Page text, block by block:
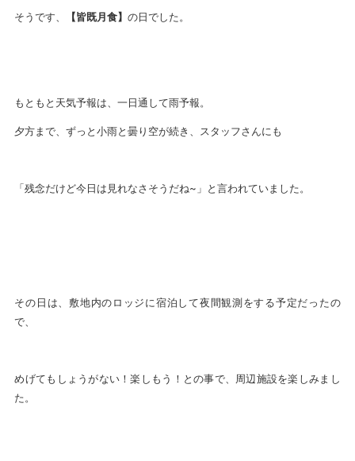
そうです、 【皆既月食】の日でした。
もともと天気予報は、一日通して雨予報。
夕方まで、ずっと小雨と曇り空が続き、スタッフさんにも
「残念だけど今日は見れなさそうだね~」と言われていました。
その日は、敷地内のロッジに宿泊して夜間観測をする予定だったの
で、
めげてもしょうがない！楽しもう！との事で、周辺施設を楽しみまし
た。